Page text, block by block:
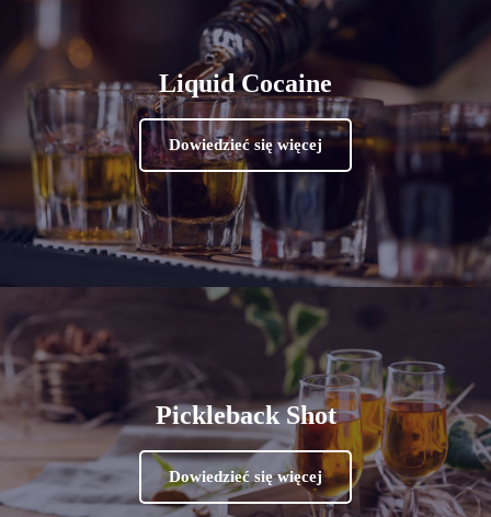
Liquid Cocaine
Dowiedzieć się więcej
Pickleback Shot
Dowiedzieć się więcej